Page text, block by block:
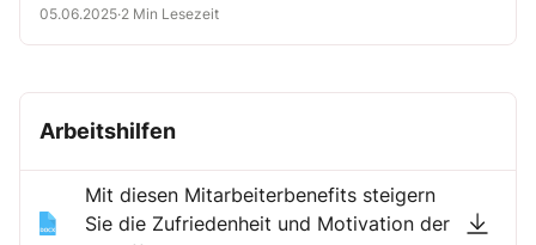
manövrieren.
05.06.2025·2 Min Lesezeit
Arbeitshilfen
Mit diesen Mitarbeiterbenefits steigern
Sie die Zufriedenheit und Motivation der